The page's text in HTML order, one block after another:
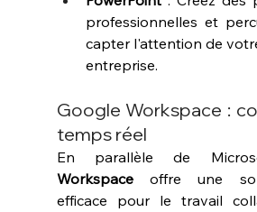
professionnelles et
capter l'attention de
entreprise.
Google Workspace :
temps réel
En parallèle de
Workspace offre une
efficace pour le travail